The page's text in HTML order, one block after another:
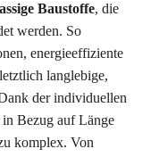
Baustoffe, die
werden. So
energieeffiziente
langlebige,
der individuellen
Bezug auf Länge
komplex. Von